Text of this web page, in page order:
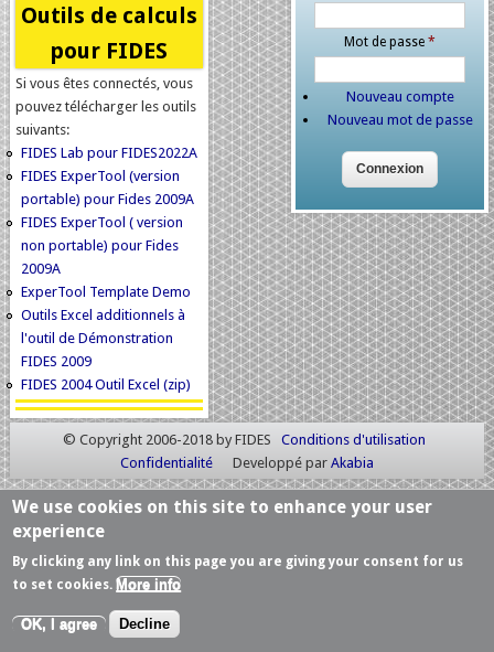
Outils de calculs
pour FIDES
Si vous êtes connectés, vous
pouvez télécharger les outils
suivants:
FIDES Lab pour FIDES2022A
FIDES ExperTool (version
portable) pour Fides 2009A
FIDES ExperTool ( version
non portable) pour Fides
2009A
ExperTool Template Demo
Outils Excel additionnels à
l'outil de Démonstration
FIDES 2009
FIDES 2004 Outil Excel (zip)
Mot de passe *
Nouveau compte
Nouveau mot de passe
© Copyright 2006-2018 by FIDES Conditions d'utilisation
Confidentialité
Developpé par Akabia
We use cookies on this site to enhance your user
experience
By clicking any link on this page you are giving your consent for us
to set cookies. More info
OK, I agree Decline